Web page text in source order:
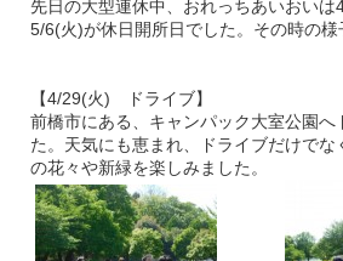
先日の大型連休中、おれっちあいおいは
5/6(火)が休日開所日でした。その時の様
【4/29(火) ドライブ】
前橋市にある、キャンパック大室公園へ
た。天気にも恵まれ、ドライブだけでな
の花々や新緑を楽しみました。